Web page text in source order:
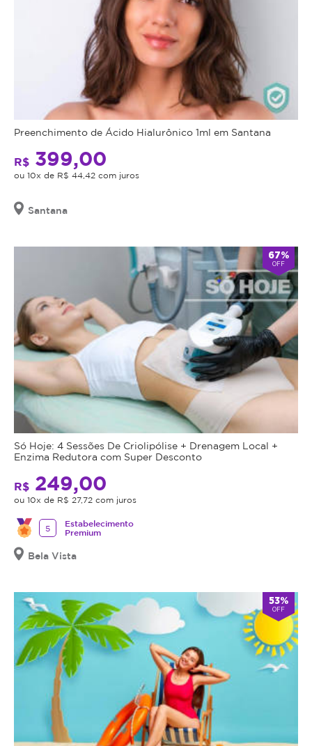
Preenchimento de Ácido Hialurônico 1ml em Santana
R$ 399,00
ou 10x de R$ 44,42 com juros
Santana
67%
OFF
Só Hoje: 4 Sessões De Criolipólise + Drenagem Local +
Enzima Redutora com Super Desconto
R$ 249,00
ou 10x de R$ 27,72 com juros
5
Estabelecimento
Premium
Bela Vista
53%
OFF